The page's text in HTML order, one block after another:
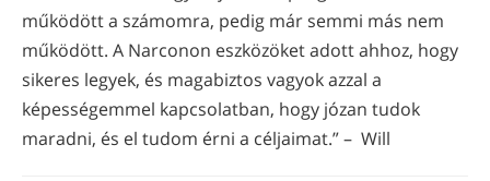
működött a számomra, pedig már semmi más nem
működött. A Narconon eszközöket adott ahhoz, hogy
sikeres legyek, és magabiztos vagyok azzal a
képességemmel kapcsolatban, hogy józan tudok
maradni, és el tudom érni a céljaimat.” – Will